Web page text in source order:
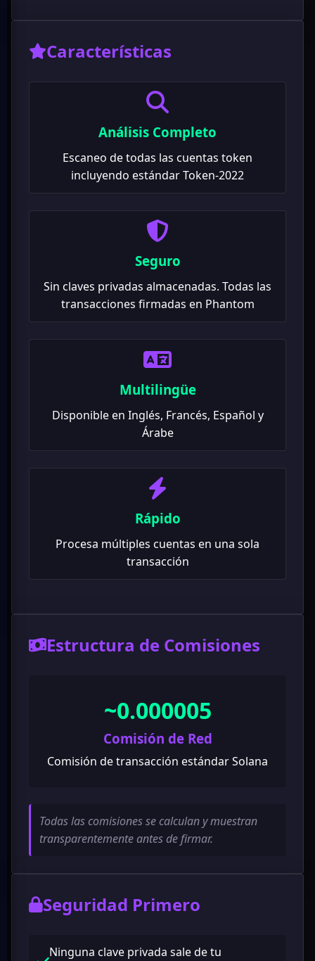
Características
Análisis Completo
Escaneo de todas las cuentas token
incluyendo estándar Token-2022
Seguro
Sin claves privadas almacenadas. Todas las
transacciones firmadas en Phantom
Multilingüe
Disponible en Inglés, Francés, Español y
Árabe
Rápido
Procesa múltiples cuentas en una sola
transacción
Estructura de Comisiones
~0.000005
Comisión de Red
Comisión de transacción estándar Solana
Todas las comisiones se calculan y muestran
transparentemente antes de firmar.
Seguridad Primero
Ninguna clave privada sale de tu